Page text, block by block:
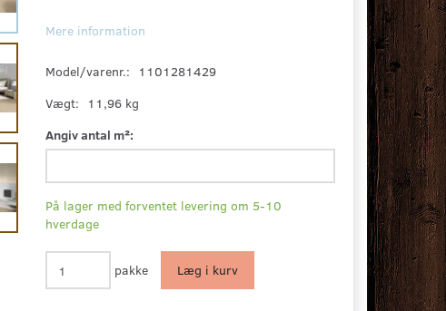
Mere information
Model/varenr.:
1101281429
Vægt:
11,96 kg
Angiv antal m²:
På lager med forventet levering om 5-10
hverdage
pakke Læg i kurv